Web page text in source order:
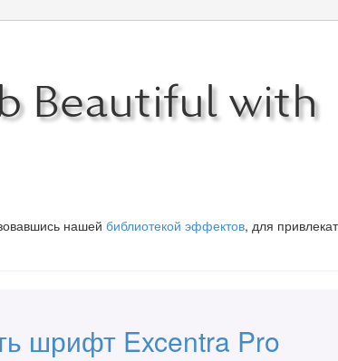
Beautiful with
нашей библиотекой эффектов, для
шрифт Excentra Pro